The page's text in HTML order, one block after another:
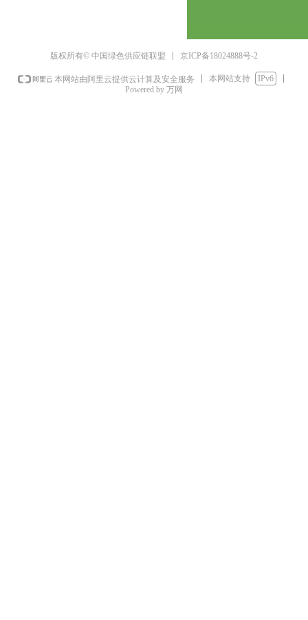
版权所有© 中国绿色供应链联盟 京ICP备18024888号-2
本网站由阿里云提供云计算及安全服务 本网站支持
IPv6
Powered by 万网